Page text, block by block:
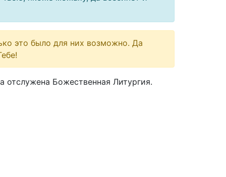
это было для них возможно. Да
отслужена Божественная Литургия.